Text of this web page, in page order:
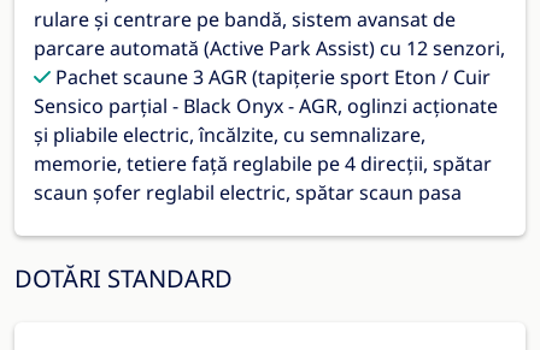
rulare și centrare pe bandă, sistem avansat de
parcare automată (Active Park Assist) cu 12 senzori,
Pachet scaune 3 AGR (tapițerie sport Eton / Cuir
Sensico parțial - Black Onyx - AGR, oglinzi acționate
și pliabile electric, încălzite, cu semnalizare,
memorie, tetiere față reglabile pe 4 direcții, spătar
scaun șofer reglabil electric, spătar scaun pasa
DOTĂRI STANDARD